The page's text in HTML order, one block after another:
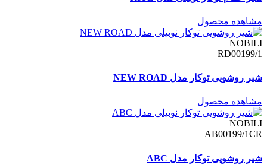
مشاهده محصول
NOBILI
RD00199/1
شیر روشویی توکار مدل NEW ROAD
مشاهده محصول
NOBILI
AB00199/1CR
شیر روشویی توکار مدل ABC